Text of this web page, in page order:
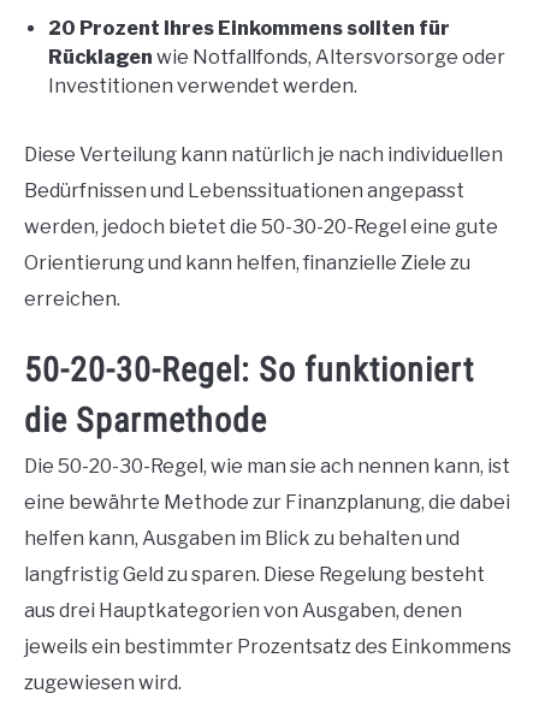
20 Prozent Ihres Einkommens sollten für
Rücklagen wie Notfallfonds, Altersvorsorge oder
Investitionen verwendet werden.
Diese Verteilung kann natürlich je nach individuellen
Bedürfnissen und Lebenssituationen angepasst
werden, jedoch bietet die 50-30-20-Regel eine gute
Orientierung und kann helfen, finanzielle Ziele zu
erreichen.
50-20-30-Regel: So funktioniert
die Sparmethode
Die 50-20-30-Regel, wie man sie ach nennen kann, ist
eine bewährte Methode zur Finanzplanung, die dabei
helfen kann, Ausgaben im Blick zu behalten und
langfristig Geld zu sparen. Diese Regelung besteht
aus drei Hauptkategorien von Ausgaben, denen
jeweils ein bestimmter Prozentsatz des Einkommens
zugewiesen wird.